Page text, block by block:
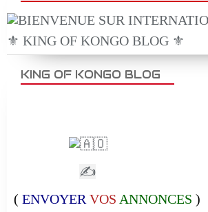
⚜️ KING OF KONGO BLOG ⚜️
KING OF KONGO BLOG
✍
( ENVOYER VOS ANNONCES )